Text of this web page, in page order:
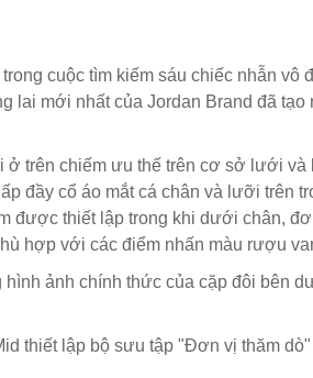
cuộc tìm kiếm sáu chiếc nhẫn vô
lai mới nhất của Jordan Brand đã tạo
trên chiếm ưu thế trên cơ sở lưới
đầy cổ áo mắt cá chân và lưỡi trên
được thiết lập trong khi dưới chân,
hợp với các điểm nhấn màu rượu
ảnh chính thức của cặp đôi bên
thiết lập bộ sưu tập "Đơn vị thăm